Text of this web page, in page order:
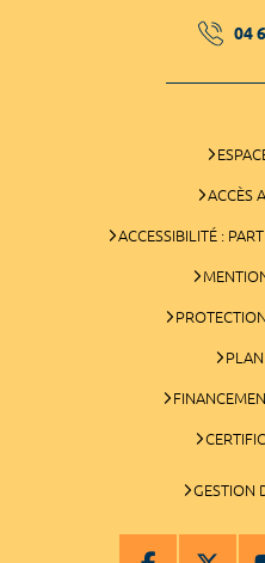
04
ACCÈS
ACCESSIBILITÉ :
GESTION